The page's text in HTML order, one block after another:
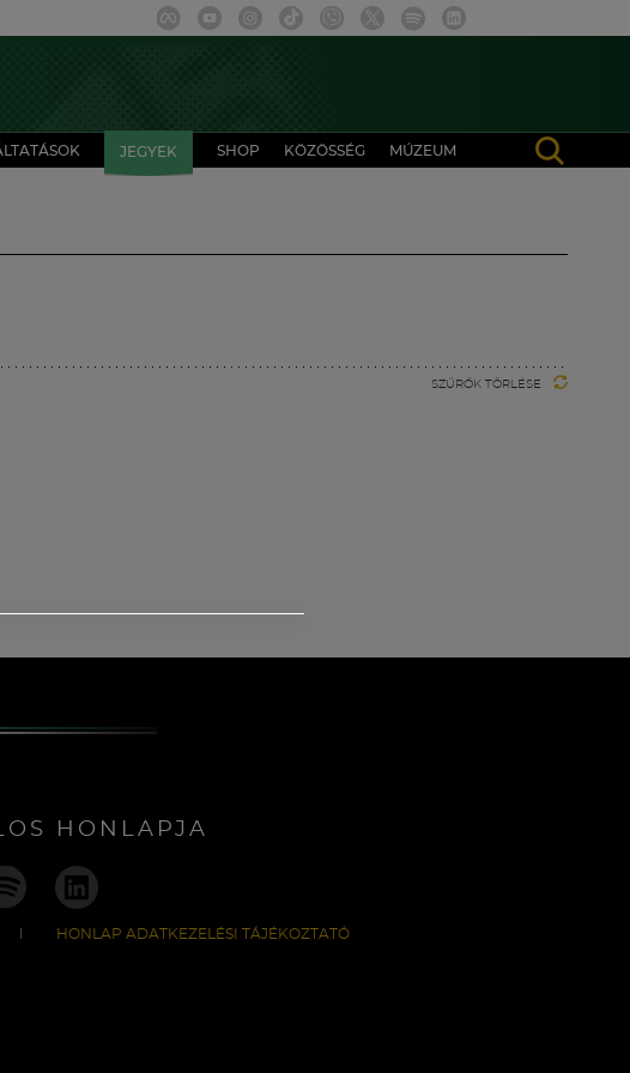
JEGYEK SHOP KÖZÖSSÉG MÚZEUM
SZŰRŐK TÖRLÉSE
HONLAPJA
HONLAP ADATKEZELÉSI TÁJÉKOZTATÓ